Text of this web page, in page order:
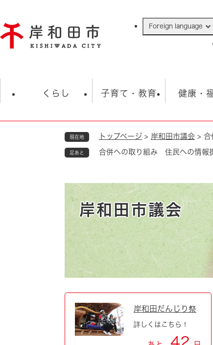
ジ
の
Foreign language
くらし
住民票・戸籍
ごみ・衛生・動物 救急・消防
防災・防犯 上水道・下水道
自然・環境・公園 住宅
引っ越し おくやみ
男女共同参画
地域コミュニテ
道路・河川・交通 まちづくり
国際交流
子育て・教育
学校
健康・
福祉
観光
現在地 トップページ > 岸和田市議会 > 合
足あと 合併への取り組み 住民への情報
岸和田市議会
岸和田だんじり祭
詳しくはこちら！
42